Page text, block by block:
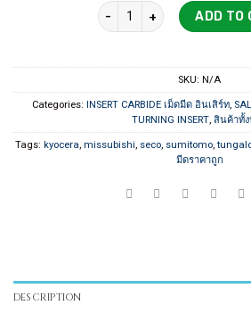
INSERT สินค้าลดราคา
ADD TO
SKU: N/A
Categories: INSERT CARBIDE เม็ดมีด อินเสิร์ท,
TURNING INSERT,สินค้าทั้
Tags: kyocera,missubishi,seco,sumitomo,
มีดราคาถูก
DESCRIPTION